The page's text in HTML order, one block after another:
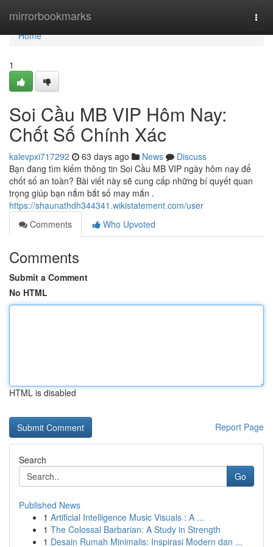
mirrorbookmarks
Home
Home
1
Soi Cầu MB VIP Hôm Nay:
Chốt Số Chính Xác
kalevpxi717292 63 days ago News
Discuss
Bạn đang tìm kiếm thông tin Soi Cầu MB VIP ngày hôm nay để
chốt số an toàn? Bài viết này sẽ cung cấp những bí quyết quan
trọng giúp bạn nắm bắt số may mắn .
https://shaunathdh344341.wikistatement.com/user
Comments
Who Upvoted
Comments
Submit a Comment
No HTML
HTML is disabled
Report Page
Search
Go
Published News
1 Artificial Intelligence Music Visuals : A ...
1 The Colossal Barbarian: A Study in Strength
1 Desain Rumah Minimalis: Inspirasi Modern dan ...